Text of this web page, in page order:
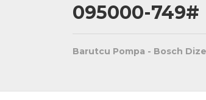
095000-749#
Barutcu Pompa - Bosch